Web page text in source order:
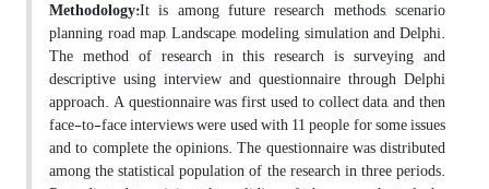
Methodology:It is among future research methods, scenario
planning, road map, Landscape, modeling, simulation and Delphi.
The method of research in this research is surveying and
descriptive using interview and questionnaire through Delphi
approach. A questionnaire was first used to collect data, and then
face-to-face interviews were used with 11 people for some issues
and to complete the opinions. The questionnaire was distributed
among the statistical population of the research in three periods.